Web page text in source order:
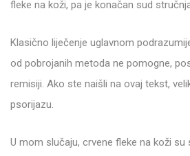
fleke na koži, pa je konačan sud
Klasično liječenje uglavnom
od pobrojanih metoda ne pomogne,
remisiji. Ako ste naišli na ovaj tekst,
psorijazu.
U mom slučaju, crvene fleke na koži